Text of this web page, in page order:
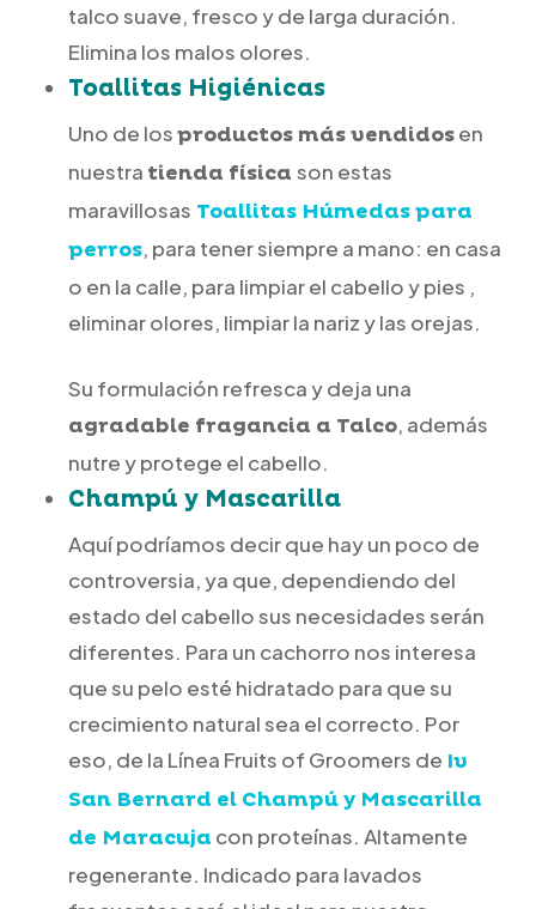
talco suave, fresco y de larga duración.
Elimina los malos olores.
Toallitas Higiénicas
Uno de losproductos más vendidosen
nuestra tienda física son estas
maravillosas Toallitas Húmedas para
perros, para tener siempre a mano: en casa
o en la calle, para limpiar el cabello y pies ,
eliminar olores, limpiar la nariz y las orejas.
Su formulación refresca y deja una
agradable fragancia a Talco, además
nutre y protege el cabello.
Champú y Mascarilla
Aquí podríamos decir que hay un poco de
controversia, ya que, dependiendo del
estado del cabello sus necesidades serán
diferentes. Para un cachorro nos interesa
que su pelo esté hidratado para que su
crecimiento natural sea el correcto. Por
eso, de la Línea Fruits of Groomers de Iv
San Bernard el Champú y Mascarilla
de Maracuja con proteínas. Altamente
regenerante. Indicado para lavados